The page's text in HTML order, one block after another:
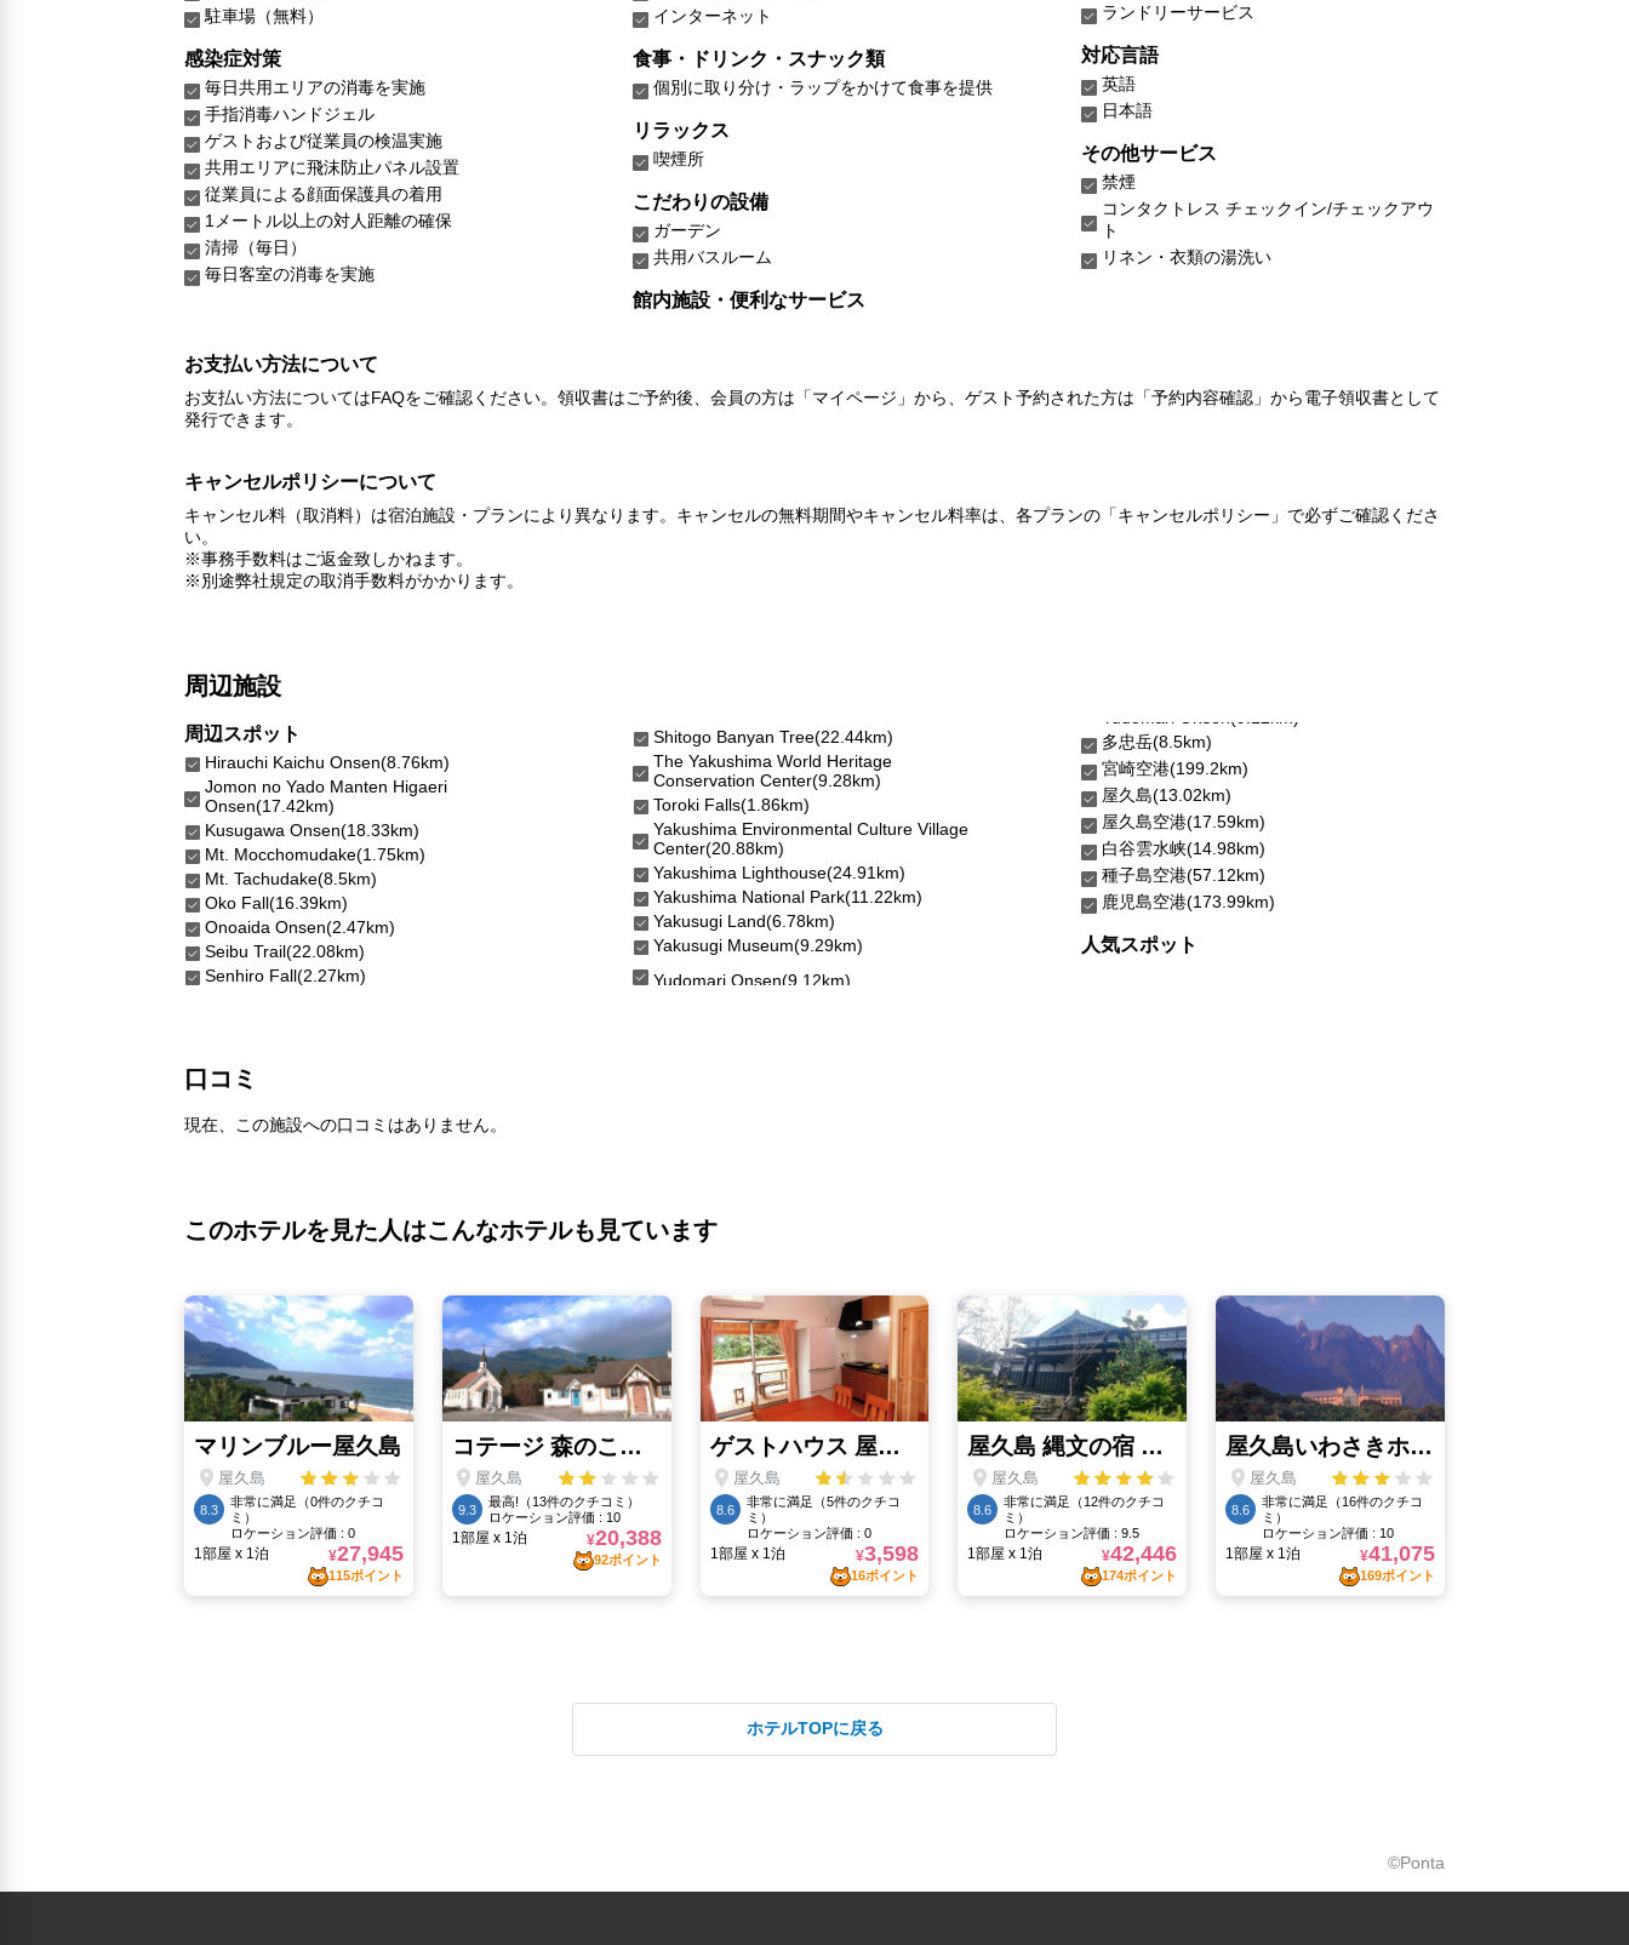
駐車場（無料）
感染症対策
毎日共用エリアの消毒を実施
手指消毒ハンドジェル
ゲストおよび従業員の検温実施
共用エリアに飛沫防止パネル設置
従業員による顔面保護具の着用
1メートル以上の対人距離の確保
清掃（毎日）
毎日客室の消毒を実施
インターネット
食事・ドリンク・スナック類
個別に取り分け・ラップをかけて食事を提供
リラックス
喫煙所
こだわりの設備
ガーデン
共用バスルーム
館内施設・便利なサービス
ランドリーサービス
対応言語
英語
日本語
その他サービス
禁煙
コンタクトレス チェックイン/チェックアウ
ト
リネン・衣類の湯洗い
お支払い方法について
お支払い方法についてはFAQをご確認ください。領収書はご予約後、会員の方は「マイページ」から、ゲスト予約された方は「予約内容確認」から電子領収書として
発行できます。
キャンセルポリシーについて
キャンセル料（取消料）は宿泊施設・プランにより異なります。キャンセルの無料期間やキャンセル料率は、各プランの「キャンセルポリシー」で必ずご確認くださ
い。
※事務手数料はご返金致しかねます。
※別途弊社規定の取消手数料がかかります。
周辺施設
周辺スポット
Hirauchi Kaichu Onsen(8.76km)
Jomon no Yado Manten Higaeri
Onsen(17.42km)
Kusugawa Onsen(18.33km)
Mt. Mocchomudake(1.75km)
Mt. Tachudake(8.5km)
Oko Fall(16.39km)
Onoaida Onsen(2.47km)
Seibu Trail(22.08km)
Senhiro Fall(2.27km)
Shitogo Banyan Tree(22.44km)
The Yakushima World Heritage
Conservation Center(9.28km)
Toroki Falls(1.86km)
Yakushima Environmental Culture Village
Center(20.88km)
Yakushima Lighthouse(24.91km)
Yakushima National Park(11.22km)
Yakusugi Land(6.78km)
Yakusugi Museum(9.29km)
Yudomari Onsen(9.12km)
多忠岳(8.5km)
宮崎空港(199.2km)
屋久島(13.02km)
屋久島空港(17.59km)
白谷雲水峡(14.98km)
種子島空港(57.12km)
鹿児島空港(173.99km)
人気スポット
口コミ
現在、この施設への口コミはありません。
このホテルを見た人はこんなホテルも見ています
ホテルTOPに戻る
©Ponta